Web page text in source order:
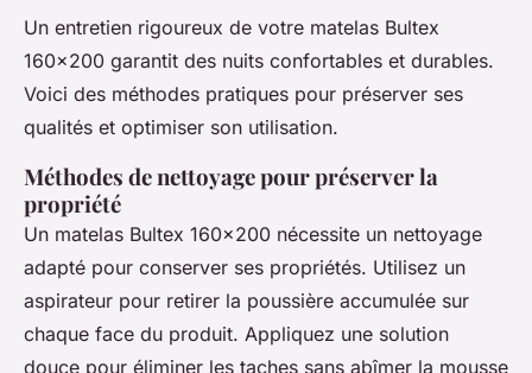
Un entretien rigoureux de votre matelas Bultex
160x200 garantit des nuits confortables et durables.
Voici des méthodes pratiques pour préserver ses
qualités et optimiser son utilisation.
Méthodes de nettoyage pour préserver la
propriété
Un matelas Bultex 160x200 nécessite un nettoyage
adapté pour conserver ses propriétés. Utilisez un
aspirateur pour retirer la poussière accumulée sur
chaque face du produit. Appliquez une solution
douce pour éliminer les taches sans abîmer la mousse